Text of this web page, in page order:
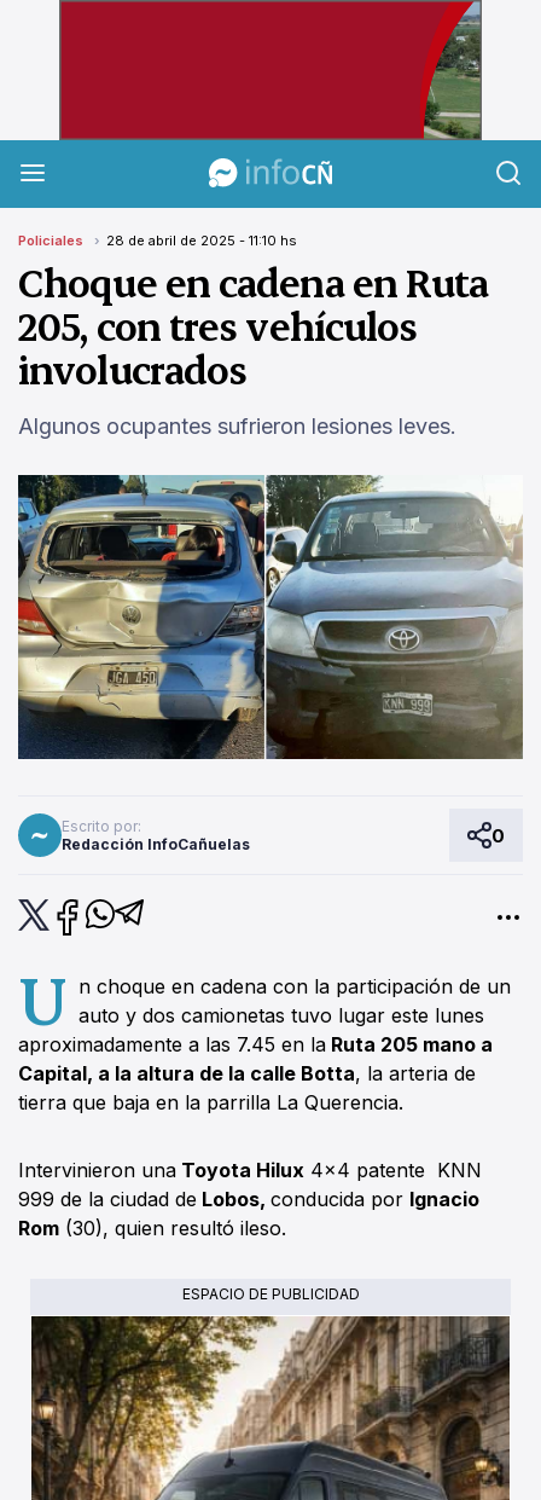
Policiales 28 de abril de 2025 - 11:10 hs
Choque en cadena en Ruta
205, con tres vehículos
involucrados
Algunos ocupantes sufrieron lesiones leves.
Escrito por:
Redacción InfoCañuelas
0
U n choque en cadena con la participación de un
auto y dos camionetas tuvo lugar este lunes
aproximadamente a las 7.45 en la Ruta 205 mano a
Capital, a la altura de la calle Botta, la arteria de
tierra que baja en la parrilla La Querencia.
Intervinieron una Toyota Hilux 4x4 patente KNN
999 de la ciudad de Lobos, conducida por Ignacio
Rom (30), quien resultó ileso.
ESPACIO DE PUBLICIDAD